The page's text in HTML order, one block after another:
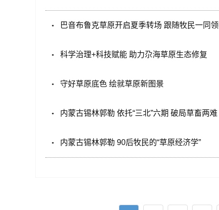
巴音布鲁克草原开启夏季转场 跟随牧民一同
科学治理+科技赋能 助力尕海草原生态修复
守好草原底色 绘就草原新图景
内蒙古锡林郭勒 依托“三北”六期 破局草畜两难
内蒙古锡林郭勒 90后牧民的“草原经济学”